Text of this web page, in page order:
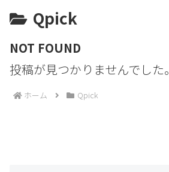
Qpick
NOT FOUND
投稿が見つかりませんでした。
ホーム Qpick